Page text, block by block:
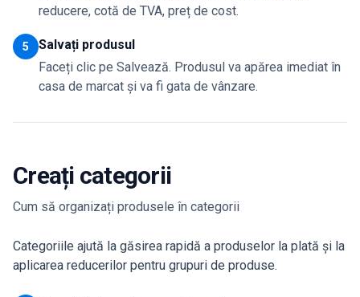
reducere, cotă de TVA, preț de cost.
5
Salvați produsul
Faceți clic pe Salvează. Produsul va apărea imediat în
casa de marcat și va fi gata de vânzare.
Creați categorii
Cum să organizați produsele în categorii
Categoriile ajută la găsirea rapidă a produselor la plată și la
aplicarea reducerilor pentru grupuri de produse.